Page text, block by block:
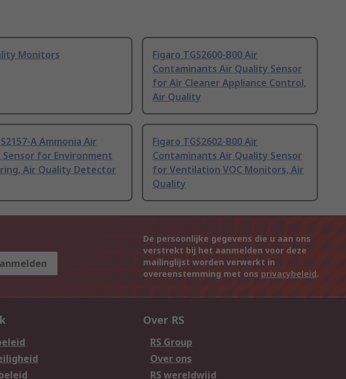
Monitors
Figaro TGS2600-B00 Air
Contaminants Air Quality Sensor
for Air Cleaner Appliance Control,
Air Quality
A Ammonia Air
Sensor for Environment
Air Quality Detector
Figaro TGS2602-B00 Air
Contaminants Air Quality Sensor
for Ventilation VOC Monitors, Air
Quality
De persoonlijke gegevens die u aan ons
verstrekt bij het aanmelden voor deze
mailinglijst worden verwerkt in
overeenstemming met ons privacybeleid.
Over RS
RS Group
Over ons
RS wereldwijd